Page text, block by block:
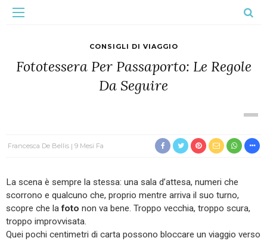
CONSIGLI DI VIAGGIO
Fototessera Per Passaporto: Le Regole
Da Seguire
Francesca De Bellis 9 Mesi Fa
La scena è sempre la stessa: una sala d’attesa, numeri che
scorrono e qualcuno che, proprio mentre arriva il suo turno,
scopre che lafoto non va bene. Troppo vecchia, troppo scura,
troppo improvvisata.
Quei pochi centimetri di carta possono bloccare un viaggio verso